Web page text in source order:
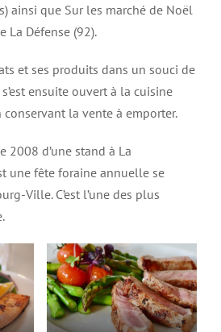
ainsi que Sur les marché de Noël
La Défense (92).
et ses produits dans un souci de
ensuite ouvert à la cuisine
la vente à emporter.
d’une stand à La
une fête foraine annuelle se
Ville. C’est l’une des plus